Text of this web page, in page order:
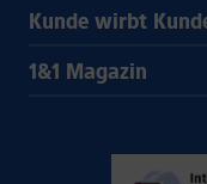
Kunde wirbt
1&1 Magazin